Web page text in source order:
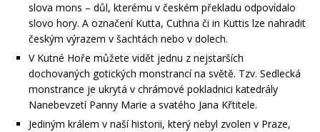
slova mons – důl, kterému v českém překladu odpovídalo
slovo hory. A označení Kutta, Cuthna či in Kuttis lze nahradit
českým výrazem v šachtách nebo v dolech.
V Kutné Hoře můžete vidět jednu z nejstarších
dochovaných gotických monstrancí na světě. Tzv. Sedlecká
monstrance je ukrytá v chrámové pokladnici katedrály
Nanebevzetí Panny Marie a svatého Jana Křtitele.
Jediným králem v naší historii, který nebyl zvolen v Praze,